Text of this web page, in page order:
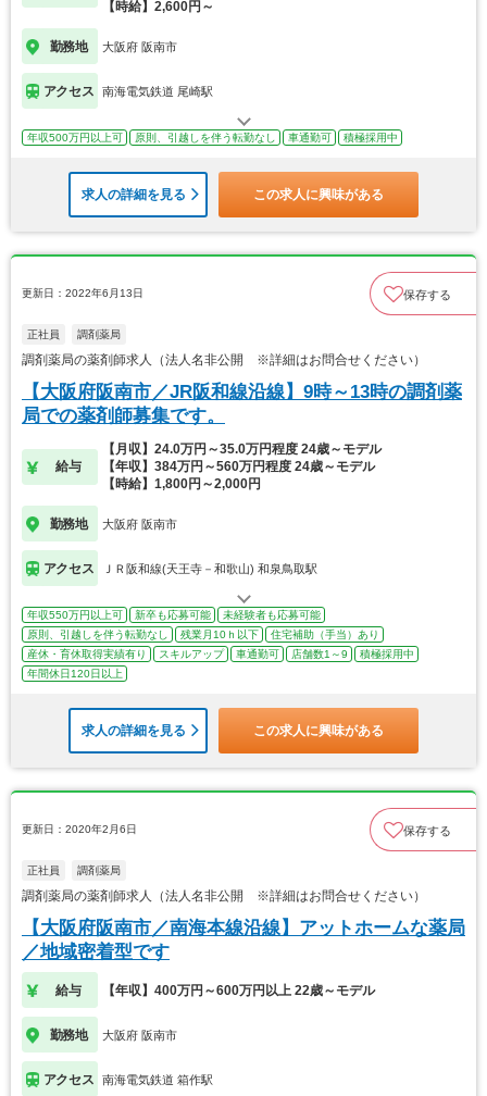
【時給】2,600円～
勤務地 大阪府 阪南市
アクセス 南海電気鉄道 尾崎駅
年収500万円以上可 原則、引越しを伴う転勤なし 車通勤可 積極採用中
求人の詳細を見る この求人に興味がある
更新日：2022年6月13日 保存する
正社員 調剤薬局
調剤薬局の薬剤師求人（法人名非公開 ※詳細はお問合せください）
【大阪府阪南市／JR阪和線沿線】9時～13時の調剤薬
局での薬剤師募集です。
給与
【月収】24.0万円～35.0万円程度 24歳～モデル
【年収】384万円～560万円程度 24歳～モデル
【時給】1,800円～2,000円
勤務地 大阪府 阪南市
アクセス ＪＲ阪和線(天王寺－和歌山) 和泉鳥取駅
年収550万円以上可 新卒も応募可能
未経験者も応募可能
原則、引越しを伴う転勤なし
残業月10ｈ以下
住宅補助（手当）あり
産休・育休取得実績有り
スキルアップ 車通勤可 店舗数1～9
積極採用中
年間休日120日以上
求人の詳細を見る この求人に興味がある
更新日：2020年2月6日 保存する
正社員 調剤薬局
調剤薬局の薬剤師求人（法人名非公開 ※詳細はお問合せください）
【大阪府阪南市／南海本線沿線】アットホームな薬局
／地域密着型です
給与 【年収】400万円～600万円以上 22歳～モデル
勤務地 大阪府 阪南市
アクセス 南海電気鉄道 箱作駅